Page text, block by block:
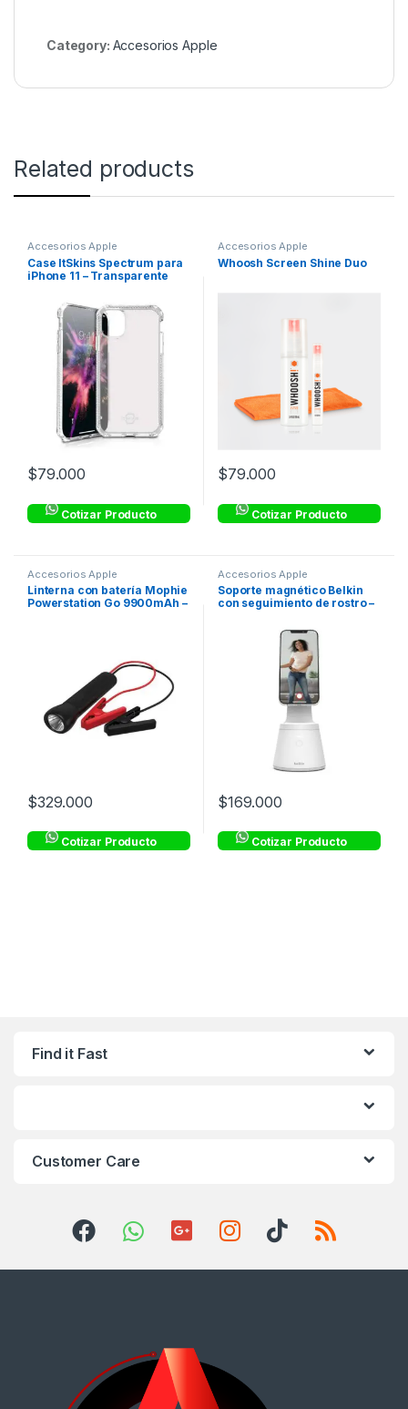
Category: Accesorios Apple
Related products
Accesorios Apple
Case ItSkins Spectrum para
iPhone 11 – Transparente
$79.000
Cotizar Producto
Accesorios Apple
Whoosh Screen Shine Duo
$79.000
Cotizar Producto
Accesorios Apple
Linterna con batería Mophie
Powerstation Go 9900mAh –
$329.000
Cotizar Producto
Accesorios Apple
Soporte magnético Belkin
con seguimiento de rostro –
$169.000
Cotizar Producto
Find it Fast
Customer Care